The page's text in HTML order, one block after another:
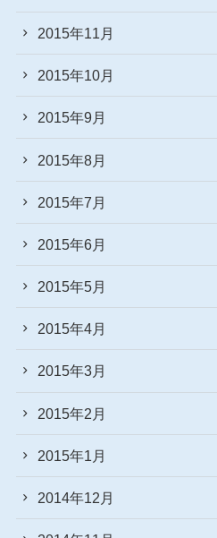
2015年11月
2015年10月
2015年9月
2015年8月
2015年7月
2015年6月
2015年5月
2015年4月
2015年3月
2015年2月
2015年1月
2014年12月